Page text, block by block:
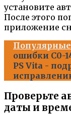
установите
После этого
приложение
Популярные
ошибки C0-
PS Vita -
Проверьте
даты и